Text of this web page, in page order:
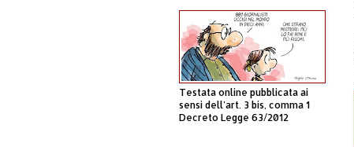
Testata online pubblicata ai
sensi dell'art. 3 bis, comma 1
Decreto Legge 63/2012